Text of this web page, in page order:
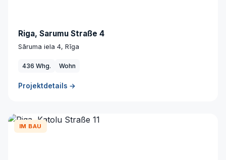
Riga, Sarumu Straße 4
Sāruma iela 4, Rīga
436 Whg. Wohn
Projektdetails →
IM BAU